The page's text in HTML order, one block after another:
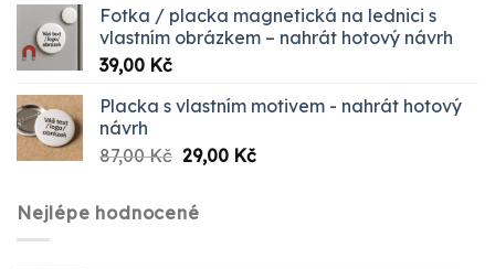
Fotka / placka magnetická na lednici s
vlastním obrázkem – nahrát hotový návrh
39,00 Kč
Placka s vlastním motivem - nahrát hotový
návrh
87,00Kč Původní
byla:
87,00 Kč.
29,00 KčAktuální
Nejlépe hodnocené